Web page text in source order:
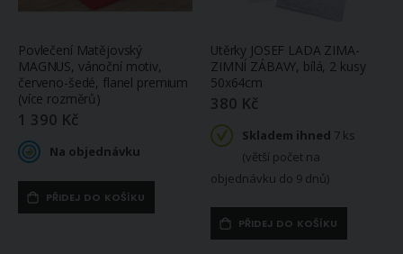
Povlečení Matějovský
MAGNUS, vánoční motiv,
červeno-šedé, flanel premium
(více rozměrů)
1 390 Kč
Na objednávku
PŘIDEJ DO KOŠÍKU
Utěrky JOSEF LADA ZIMA-
ZIMNÍ ZÁBAVY, bílá, 2 kusy
50x64cm
380 Kč
Skladem ihned 7 ks
(větší počet na
objednávku do 9 dnů)
PŘIDEJ DO KOŠÍKU